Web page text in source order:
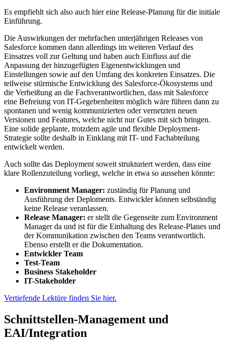
Es empfiehlt sich also auch hier eine Release-Planung für die initiale
Einführung.
Die Auswirkungen der mehrfachen unterjährigen Releases von
Salesforce kommen dann allerdings im weiteren Verlauf des
Einsatzes voll zur Geltung und haben auch Einfluss auf die
Anpassung der hinzugefügten Eigenentwicklungen und
Einstellungen sowie auf den Umfang des konkreten Einsatzes. Die
teilweise stürmische Entwicklung des Salesforce-Ökosystems und
die Verheißung an die Fachverantwortlichen, dass mit Salesforce
eine Befreiung von IT-Gegebenheiten möglich wäre führen dann zu
spontanen und wenig kommunizierten oder vernetzten neuen
Versionen und Features, welche nicht nur Gutes mit sich bringen.
Eine solide geplante, trotzdem agile und flexible Deployment-
Strategie sollte deshalb in Einklang mit IT- und Fachabteilung
entwickelt werden.
Auch sollte das Deployment soweit strukturiert werden, dass eine
klare Rollenzuteilung vorliegt, welche in etwa so aussehen könnte:
Environment Manager: zuständig für Planung und
Ausführung der Deploments. Entwickler können selbständig
keine Release veranlassen.
Release Manager: er stellt die Gegenseite zum Environment
Manager da und ist für die Einhaltung des Release-Planes und
der Kommunikation zwischen den Teams verantwortlich.
Ebenso erstellt er die Dokumentation.
Entwickler Team
Test-Team
Business Stakeholder
IT-Stakeholder
Vertiefende Lektüre finden Sie hier.
Schnittstellen-Management und
EAI/Integration